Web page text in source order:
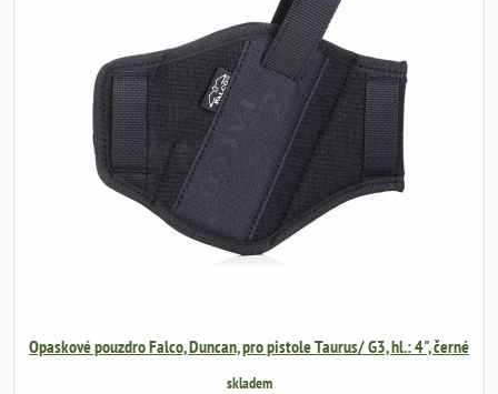
Opaskové pouzdro Falco, Duncan, pro pistole Taurus/ G3, hl.: 4", černé
skladem